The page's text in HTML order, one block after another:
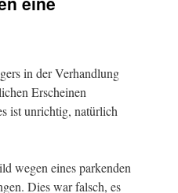
in der Verhandlung
Erscheinen
ist unrichtig, natürlich
wegen eines parkenden
Dies war falsch, es